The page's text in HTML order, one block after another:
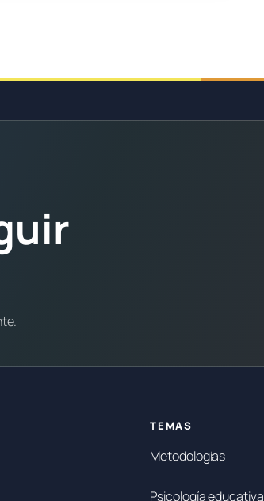
TEMAS
Metodologías
Psicología educativa